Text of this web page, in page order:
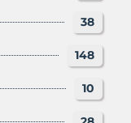
38
148
10